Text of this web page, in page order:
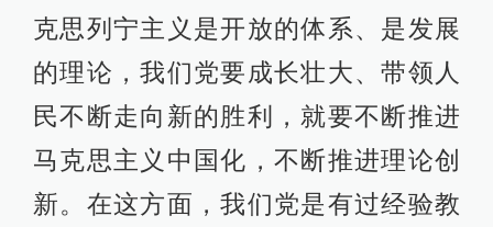
克思列宁主义是开放的体系、是发展
的理论，我们党要成长壮大、带领人
民不断走向新的胜利，就要不断推进
马克思主义中国化，不断推进理论创
新。在这方面，我们党是有过经验教